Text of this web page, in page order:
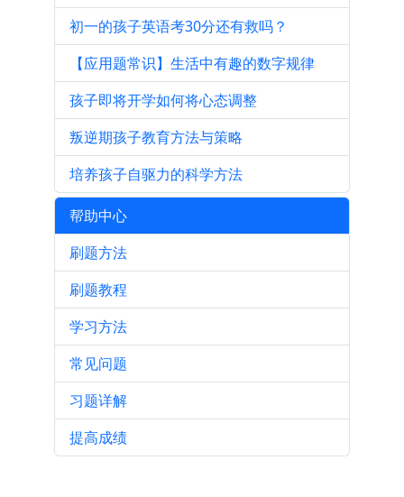
初一的孩子英语考30分还有救吗？
【应用题常识】生活中有趣的数字规律
孩子即将开学如何将心态调整
叛逆期孩子教育方法与策略
培养孩子自驱力的科学方法
帮助中心
刷题方法
刷题教程
学习方法
常见问题
习题详解
提高成绩